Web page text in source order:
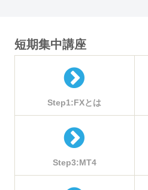
短期集中講座
Step1:FXとは
Step3:MT4